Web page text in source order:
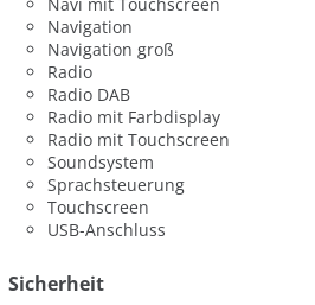
Navi mit Touchscreen
Navigation
Navigation groß
Radio
Radio DAB
Radio mit Farbdisplay
Radio mit Touchscreen
Soundsystem
Sprachsteuerung
Touchscreen
USB-Anschluss
Sicherheit